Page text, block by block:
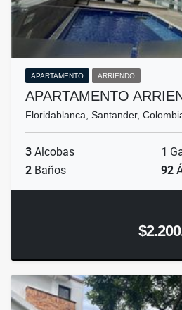
APARTAMENTO ARRIENDO
APARTAMENTO
Floridablanca, Santander,
3 Alcobas 1
2 Baños 92